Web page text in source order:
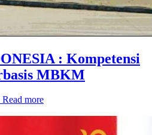
: Kompetensi
MBKM
Read more